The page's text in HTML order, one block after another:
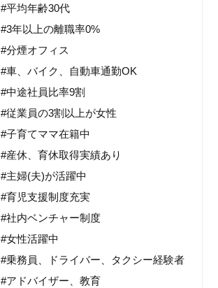
#平均年齢30代
#3年以上の離職率0%
#分煙オフィス
#車、バイク、自動車通勤OK
#中途社員比率9割
#従業員の3割以上が女性
#子育てママ在籍中
#産休、育休取得実績あり
#主婦(夫)が活躍中
#育児支援制度充実
#社内ベンチャー制度
#女性活躍中
#乗務員、ドライバー、タクシー経験者
#アドバイザー、教育